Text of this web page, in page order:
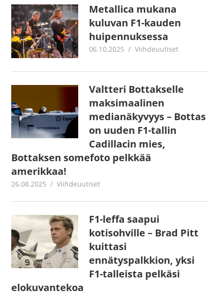
Metallica mukana
kuluvan F1-kauden
huipennuksessa
06.10.2025 Juha Kaunisto
Viihdeuutiset
Valtteri Bottakselle
maksimaalinen
medianäkyvyys – Bottas
on uuden F1-tallin
Cadillacin mies,
Bottaksen somefoto pelkkää
amerikkaa!
26.08.2025 Juha Kaunisto
Viihdeuutiset
F1-leffa saapui
kotisohville – Brad Pitt
kuittasi
ennätyspalkkion, yksi
F1-talleista pelkäsi
elokuvantekoa